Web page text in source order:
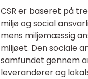
CSR er baseret på
miljø og social
mens miljømæssig
miljøet. Den sociale
samfundet gennem
leverandører og